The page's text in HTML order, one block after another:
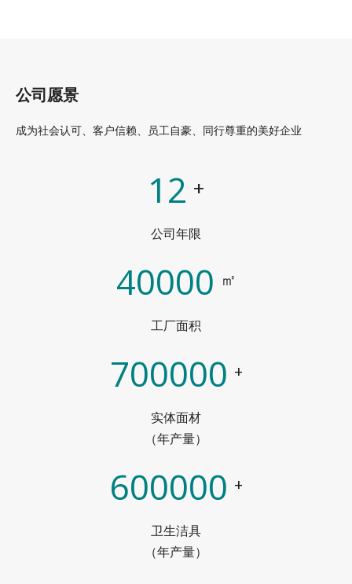
公司愿景
成为社会认可、客户信赖、员工自豪、同行尊重的美好企业
12 +
公司年限
40000 ㎡
工厂面积
700000 +
实体面材
（年产量）
600000 +
卫生洁具
（年产量）